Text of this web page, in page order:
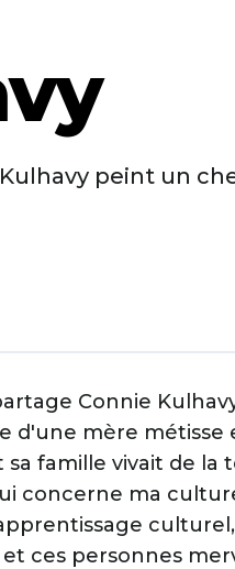
peint un
Connie
d'une mère
famille vivait de la
concerne ma
ces personnes